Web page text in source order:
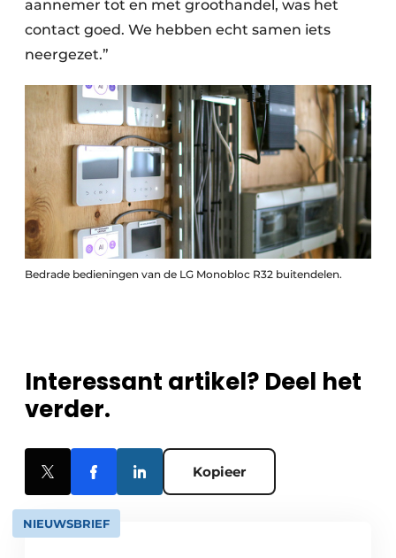
aannemer tot en met groothandel, was het
contact goed. We hebben echt samen iets
neergezet.”
Bedrade bedieningen van de LG Monobloc R32 buitendelen.
Interessant artikel? Deel het
verder.
Kopieer
NIEUWSBRIEF